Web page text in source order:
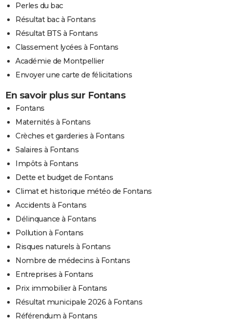
Perles du bac
Résultat bac à Fontans
Résultat BTS à Fontans
Classement lycées à Fontans
Académie de Montpellier
Envoyer une carte de félicitations
En savoir plus sur Fontans
Fontans
Maternités à Fontans
Crèches et garderies à Fontans
Salaires à Fontans
Impôts à Fontans
Dette et budget de Fontans
Climat et historique météo de Fontans
Accidents à Fontans
Délinquance à Fontans
Pollution à Fontans
Risques naturels à Fontans
Nombre de médecins à Fontans
Entreprises à Fontans
Prix immobilier à Fontans
Résultat municipale 2026 à Fontans
Référendum à Fontans